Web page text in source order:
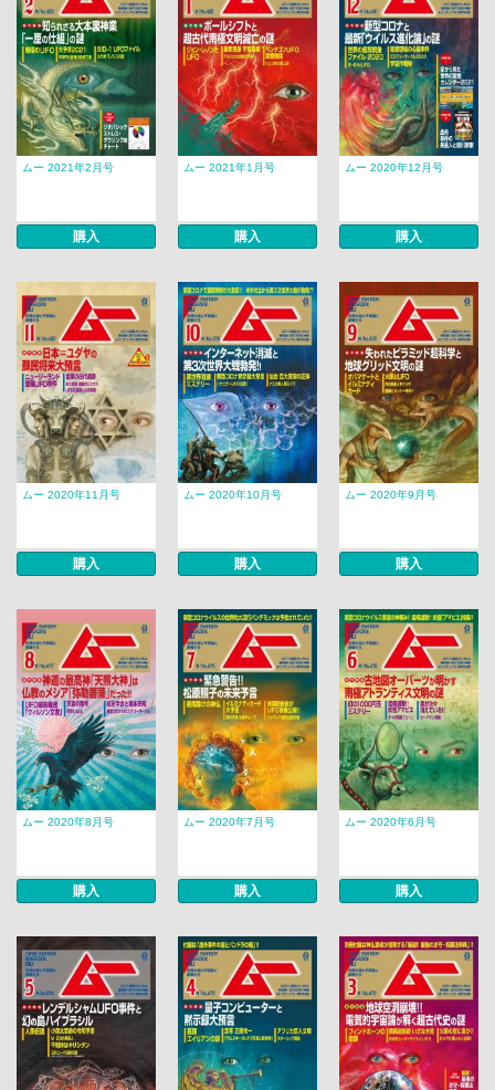
ムー 2021年2月号
購入
ムー 2021年1月号
購入
ムー 2020年12月号
購入
ムー 2020年11月号
購入
ムー 2020年10月号
購入
ムー 2020年9月号
購入
ムー 2020年8月号
購入
ムー 2020年7月号
購入
ムー 2020年6月号
購入